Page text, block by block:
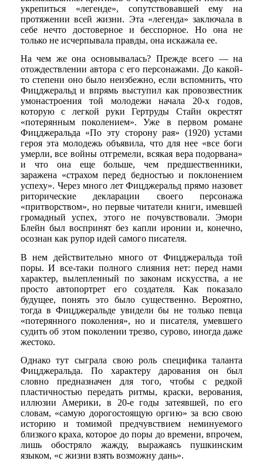
укрепиться «легенде», сопутствовавшей ему на
протяжении всей жизни. Эта «легенда» заключала в
себе нечто достоверное и бесспорное. Но она не
только не исчерпывала правды, она искажала ее.
На чем же она основывалась? Прежде всего — на
отождествлении автора с его персонажами. До какой-
то степени оно было неизбежно, если вспомнить, что
Фицджеральд и впрямь выступил как провозвестник
умонастроения той молодежи начала 20-х годов,
которую с легкой руки Гертруды Стайн окрестят
«потерянным поколением». Уже в первом романе
Фицджеральда «По эту сторону рая» (1920) устами
героя эта молодежь объявила, что для нее «все боги
умерли, все войны отгремели, всякая вера подорвана»
и что она еще больше, чем предшественники,
заражена «страхом перед бедностью и поклонением
успеху». Через много лет Фицджеральд прямо назовет
риторические декларации своего персонажа
«притворством», но первые читатели книги, имевшей
громадный успех, этого не почувствовали. Эмори
Блейн был воспринят без капли иронии и, конечно,
осознан как рупор идей самого писателя.
В нем действительно много от Фицджеральда той
поры. И все-таки полного слияния нет: перед нами
характер, вылепленный по законам искусства, а не
просто автопортрет его создателя. Как показало
будущее, понять это было существенно. Вероятно,
тогда в Фицджеральде увидели бы не только певца
«потерянного поколения», но и писателя, умевшего
судить об этом поколении трезво, сурово, иногда даже
жестоко.
Однако тут сыграла свою роль специфика таланта
Фицджеральда. По характеру дарования он был
словно предназначен для того, чтобы с редкой
пластичностью передать ритмы, краски, верования,
иллюзии Америки, в 20-е годы затеявшей, по его
словам, «самую дорогостоящую оргию» за всю свою
историю и томимой предчувствием неминуемого
близкого краха, которое до поры до времени, впрочем,
лишь обостряло жажду, выражаясь пушкинским
языком, «с жизни взять возможну дань».